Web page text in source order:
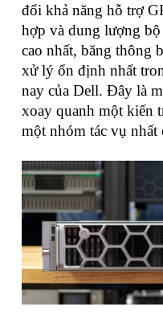
đổi khả năng hỗ trợ
hợp và dung lượng
cao nhất, băng thông
xử lý ổn định nhất
nay của Dell. Đây là
xoay quanh một kiến
một nhóm tác vụ nhất